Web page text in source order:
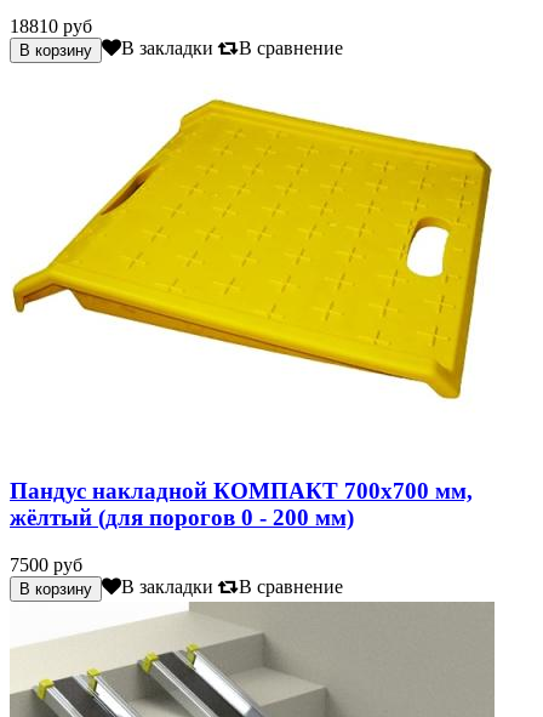
18810 руб
В закладки В сравнение
Пандус накладной КОМПАКТ 700х700 мм,
жёлтый (для порогов 0 - 200 мм)
7500 руб
В закладки В сравнение